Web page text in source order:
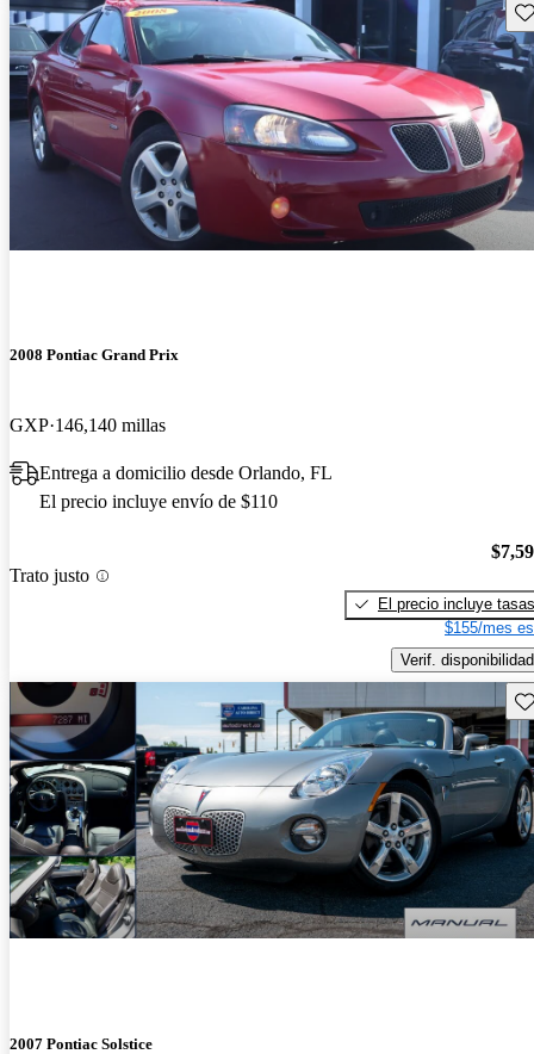
2008 Pontiac Grand Prix
GXP 146,140 millas
Entrega a domicilio desde Orlando, FL
El precio incluye envío de $110
Trato justo
El precio incluye tasas
$155/mes
Verif. disponibilidad
2007 Pontiac Solstice